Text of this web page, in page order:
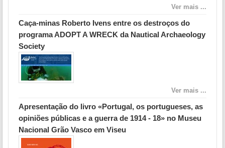
Ver mais ...
Caça-minas Roberto Ivens entre os destroços do
programa ADOPT A WRECK da Nautical Archaeology
Society
Ver mais ...
Apresentação do livro «Portugal, os portugueses, as
opiniões públicas e a guerra de 1914 - 18» no Museu
Nacional Grão Vasco em Viseu